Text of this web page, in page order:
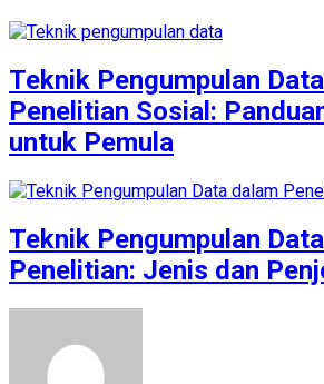
Teknik Pengumpulan
Penelitian Sosial:
untuk Pemula
Teknik Pengumpulan
Penelitian: Jenis dan